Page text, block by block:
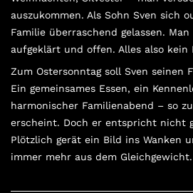
auszukommen. Als Sohn Sven sich
Familie überraschend gelassen.
aufgeklärt und offen. Alles also kein
Zum Ostersonntag soll Sven seinen
Ein gemeinsames Essen, ein
harmonischer Familienabend – so
erscheint. Doch er entspricht nicht
Plötzlich gerät ein Bild ins Wanken
immer mehr aus dem Gleichgewicht.